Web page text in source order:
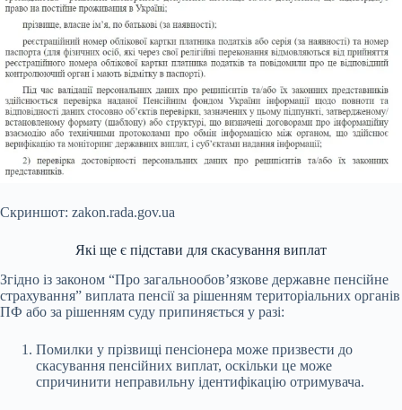
Скриншот: zakon.rada.gov.ua
Які ще є підстави для скасування виплат
Згідно із законом “Про загальнообов’язкове державне пенсійне
страхування” виплата пенсії за рішенням територіальних органів
ПФ або за рішенням суду припиняється у разі:
Помилки у прізвищі пенсіонера може призвести до
скасування пенсійних виплат, оскільки це може
спричинити неправильну ідентифікацію отримувача.